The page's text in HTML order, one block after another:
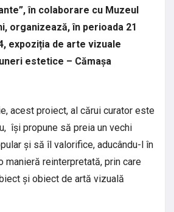
în colaborare cu Muzeul
organizează, în perioada 21
expoziția de arte vizuale
estetice – Cămașa
acest proiect, al cărui curator este
își propune să preia un vechi
și să îl valorifice, aducându-l în
manieră reinterpretată, prin care
și obiect de artă vizuală